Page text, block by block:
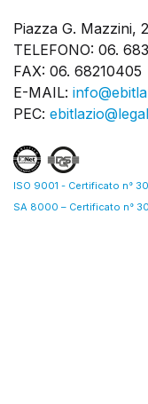
Piazza G. Mazzini,
TELEFONO: 06.
FAX: 06. 68210405
E-MAIL:
PEC:
ISO 9001 - Certificato n°
SA 8000 – Certificato n°